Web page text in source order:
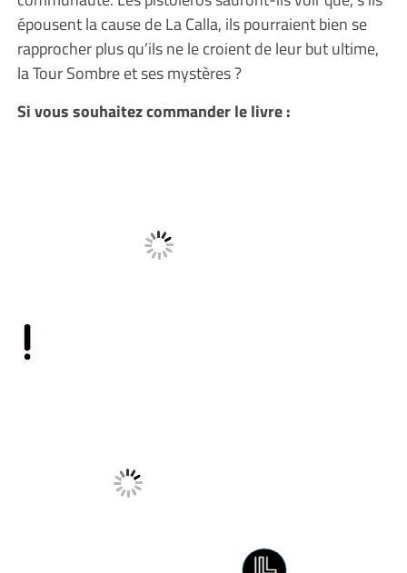
épousent la cause de La Calla, ils pourraient bien se
rapprocher plus qu’ils ne le croient de leur but ultime,
la Tour Sombre et ses mystères ?
Si vous souhaitez commander le livre :